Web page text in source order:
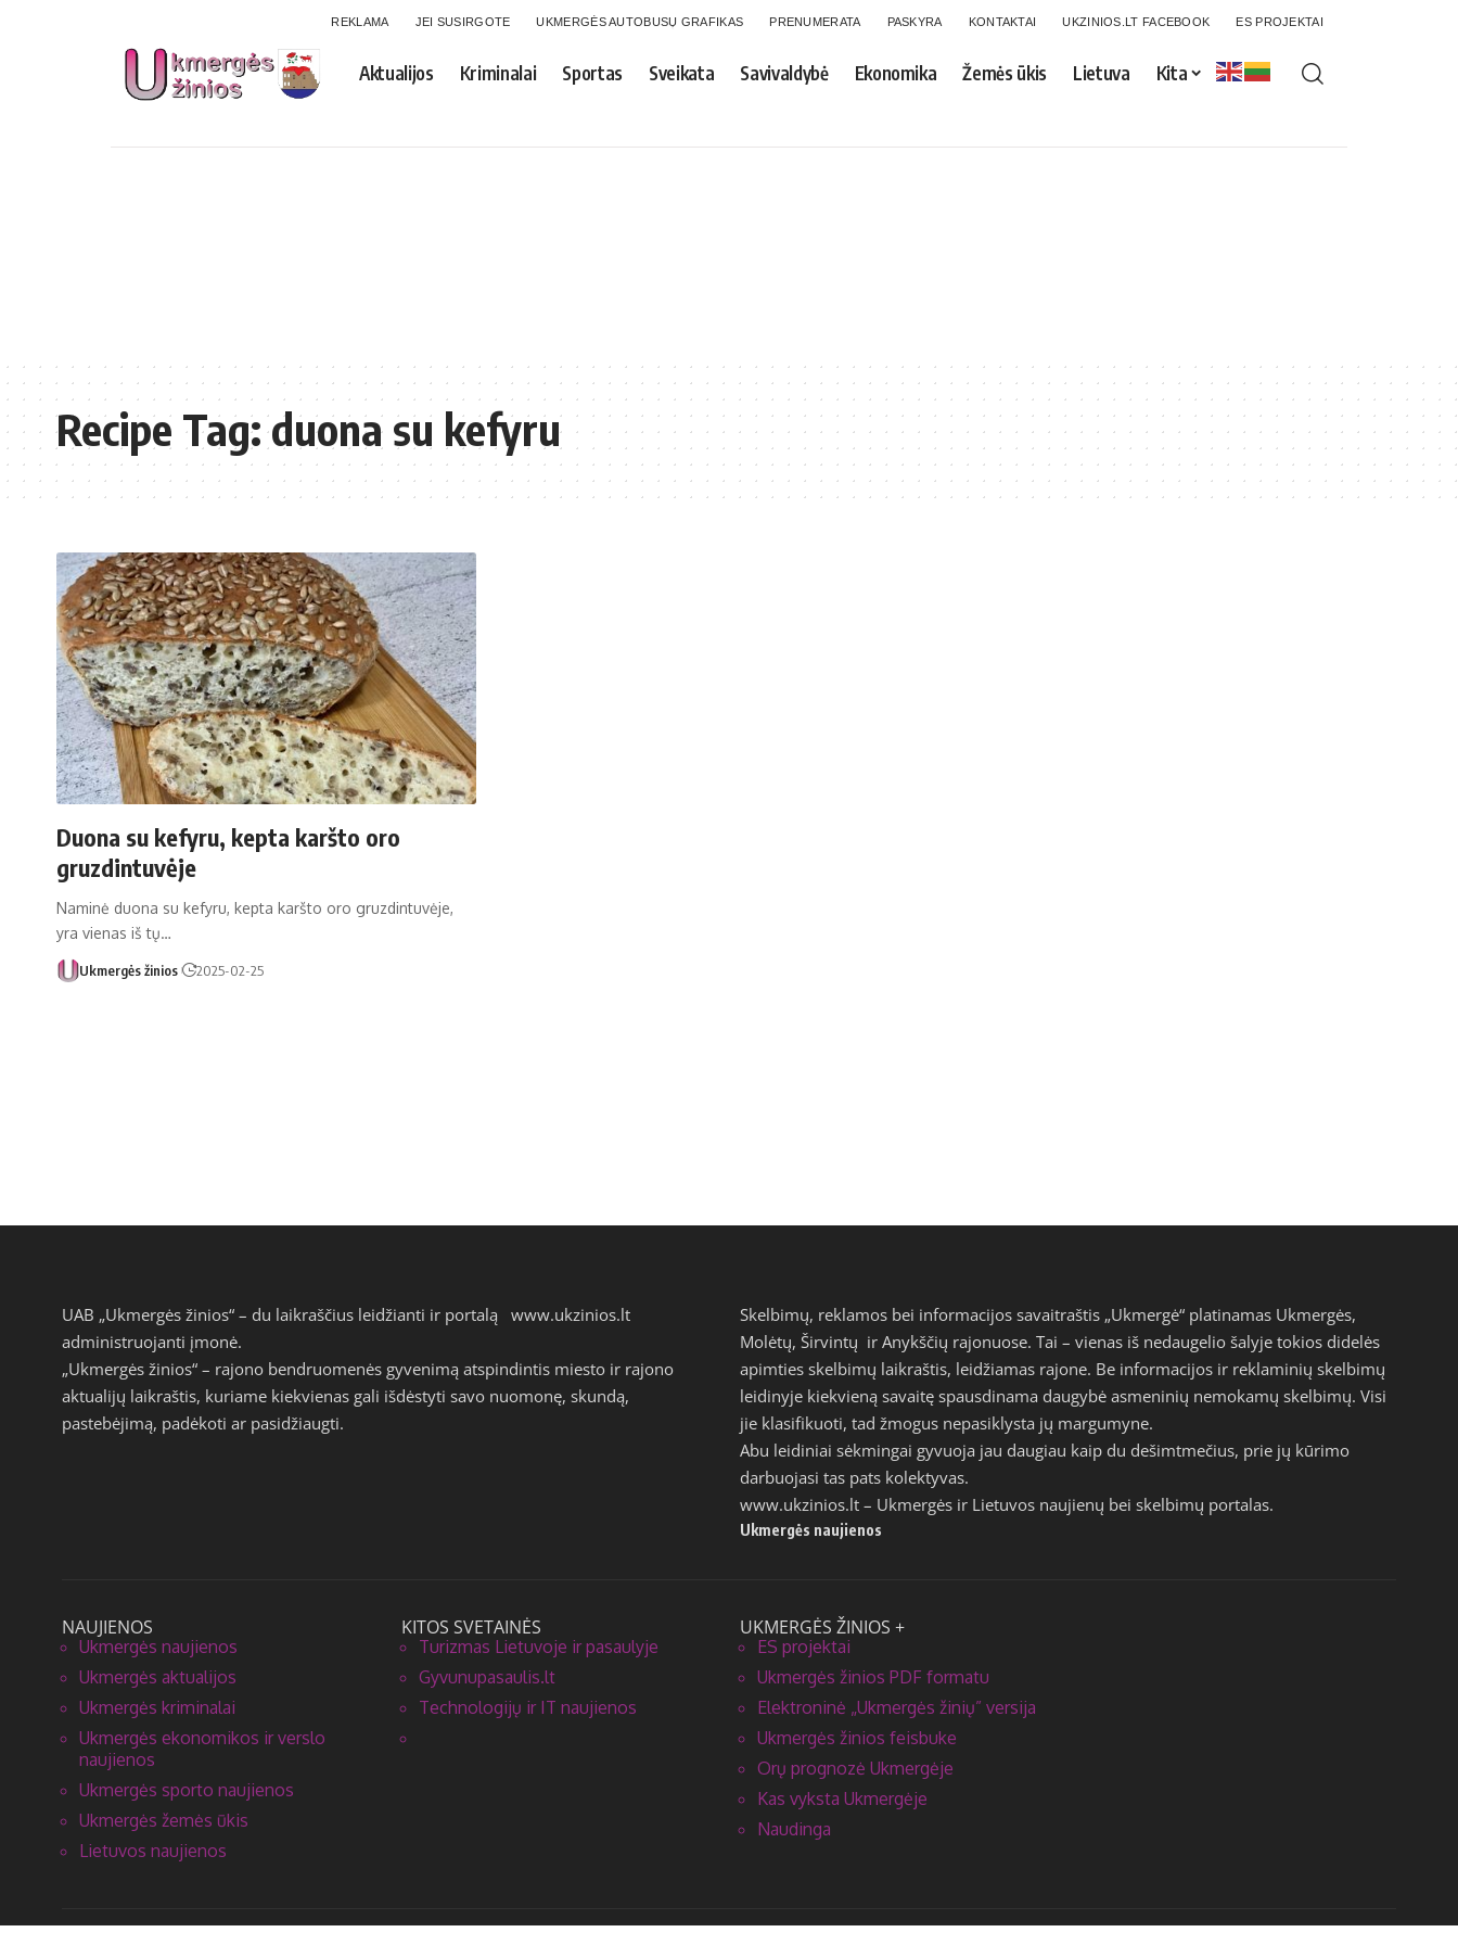
REKLAMA JEI SUSIRGOTE UKMERGĖS AUTOBUSŲ GRAFIKAS PRENUMERATA PASKYRA KONTAKTAI UKZINIOS.LT FACEBOOK ES PROJEKTAI
Aktualijos Kriminalai Sportas Sveikata Savivaldybė Ekonomika Žemės ūkis Lietuva Kita
Recipe Tag:duona su kefyru
Duona su kefyru, kepta karšto oro
gruzdintuvėje
Naminė duona su kefyru, kepta karšto oro gruzdintuvėje,
yra vienas iš tų…
Ukmergės žinios 2025-02-25
UAB „Ukmergės žinios“ – du laikraščius leidžianti ir portalą www.ukzinios.lt
administruojanti įmonė.
„Ukmergės žinios“ – rajono bendruomenės gyvenimą atspindintis miesto ir rajono
aktualijų laikraštis, kuriame kiekvienas gali išdėstyti savo nuomonę, skundą,
pastebėjimą, padėkoti ar pasidžiaugti.
Skelbimų, reklamos bei informacijos savaitraštis „Ukmergė“ platinamas Ukmergės,
Molėtų, Širvintų ir Anykščių rajonuose. Tai – vienas iš nedaugelio šalyje tokios didelės
apimties skelbimų laikraštis, leidžiamas rajone. Be informacijos ir reklaminių skelbimų
leidinyje kiekvieną savaitę spausdinama daugybė asmeninių nemokamų skelbimų. Visi
jie klasifikuoti, tad žmogus nepasiklysta jų margumyne.
Abu leidiniai sėkmingai gyvuoja jau daugiau kaip du dešimtmečius, prie jų kūrimo
darbuojasi tas pats kolektyvas.
www.ukzinios.lt – Ukmergės ir Lietuvos naujienų bei skelbimų portalas.
Ukmergės naujienos
NAUJIENOS
Ukmergės naujienos
Ukmergės aktualijos
Ukmergės kriminalai
Ukmergės ekonomikos ir verslo
naujienos
Ukmergės sporto naujienos
Ukmergės žemės ūkis
Lietuvos naujienos
KITOS SVETAINĖS
Turizmas Lietuvoje ir pasaulyje
Gyvunupasaulis.lt
Technologijų ir IT naujienos
UKMERGĖS ŽINIOS +
ES projektai
Ukmergės žinios PDF formatu
Elektroninė „Ukmergės žinių” versija
Ukmergės žinios feisbuke
Orų prognozė Ukmergėje
Kas vyksta Ukmergėje
Naudinga